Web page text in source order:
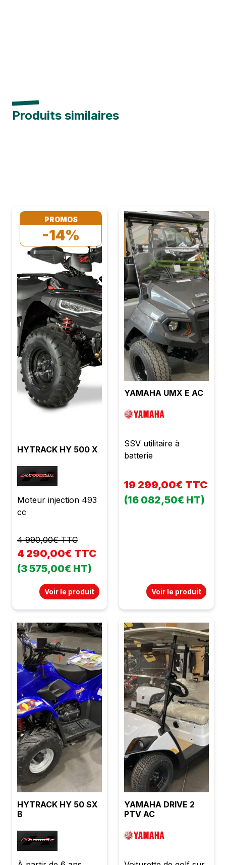
Produits similaires
PROMOS
-14%
HYTRACK HY 500 X
Moteur injection 493
cc
4 990,00€ TTC
4 290,00€ TTC
(3 575,00€ HT)
Voir le produit
YAMAHA UMX E AC
SSV utilitaire à
batterie
19 299,00€ TTC
(16 082,50€ HT)
Voir le produit
HYTRACK HY 50 SX
B
YAMAHA DRIVE 2
PTV AC